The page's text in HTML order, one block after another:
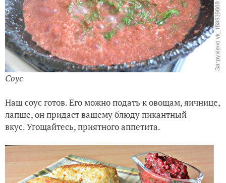
Соус
Наш соус готов. Его можно подать к овощам, яичнице,
лапше, он придаст вашему блюду пикантный
вкус. Угощайтесь, приятного аппетита.